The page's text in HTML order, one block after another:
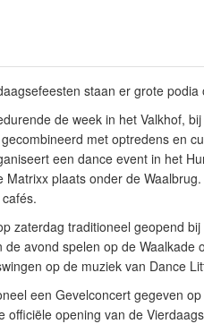
staan er grote
de week in het Valkhof,
met optredens en
een dance event in het
plaats onder de
zaterdag traditioneel geopend
de avond spelen op de
op de muziek van Dance
een Gevelconcert gegeven
officiële opening van de